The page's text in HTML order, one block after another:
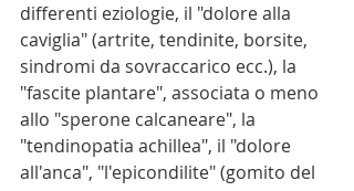
differenti eziologie, il "dolore alla
caviglia" (artrite, tendinite, borsite,
sindromi da sovraccarico ecc.), la
"fascite plantare", associata o meno
allo "sperone calcaneare", la
"tendinopatia achillea", il "dolore
all'anca", "l'epicondilite" (gomito del